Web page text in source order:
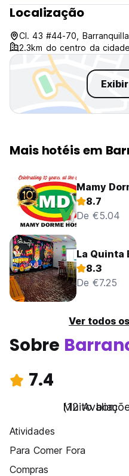
Localização
Cl. 43 #44-70,
2.3km do centro da cidade
Mais hotéis em
Mamy
8.7
De €5.04
La Quinta
8.3
De €7.25
Ver todos
Sobre
7.4
Muito bom
(12
Atividades
Para Comer Fora
Compras